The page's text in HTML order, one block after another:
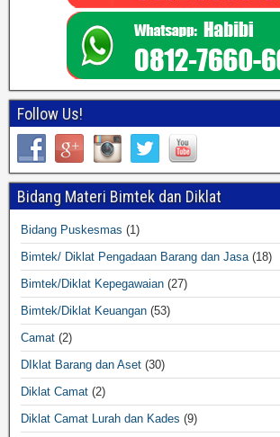
Follow Us!
Bidang Materi Bimtek dan Diklat
Bidang Puskesmas (1)
Bimtek/ Diklat Pengadaan Barang dan Jasa (18)
Bimtek/Diklat Kepegawaian (27)
Bimtek/Diklat Keuangan (53)
Camat (2)
DIklat Barang dan Aset (30)
Diklat Camat (2)
Diklat Camat Lurah dan Kades (9)